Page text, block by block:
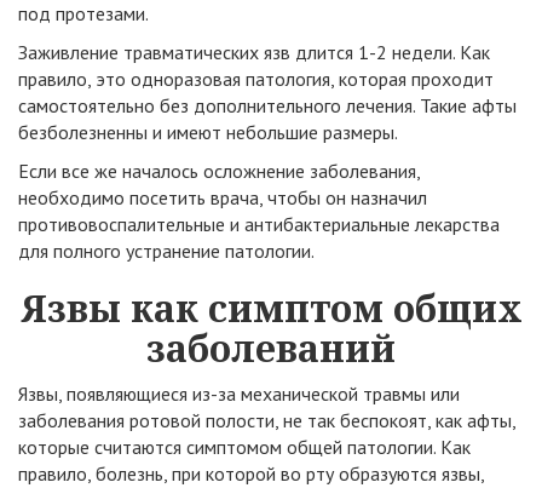
под протезами.
Заживление травматических язв длится 1-2 недели. Как
правило, это одноразовая патология, которая проходит
самостоятельно без дополнительного лечения. Такие афты
безболезненны и имеют небольшие размеры.
Если все же началось осложнение заболевания,
необходимо посетить врача, чтобы он назначил
противовоспалительные и антибактериальные лекарства
для полного устранение патологии.
Язвы как симптом общих
заболеваний
Язвы, появляющиеся из-за механической травмы или
заболевания ротовой полости, не так беспокоят, как афты,
которые считаются симптомом общей патологии. Как
правило, болезнь, при которой во рту образуются язвы,